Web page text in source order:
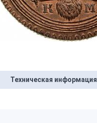
Техническая информация